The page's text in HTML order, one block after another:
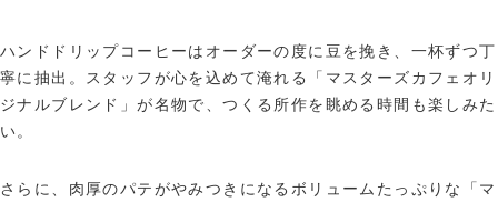
ハンドドリップコーヒーはオーダーの度に豆を挽き、一杯ずつ丁
寧に抽出。スタッフが心を込めて淹れる「マスターズカフェオリ
ジナルブレンド」が名物で、つくる所作を眺める時間も楽しみた
い。
さらに、肉厚のパテがやみつきになるボリュームたっぷりな「マ